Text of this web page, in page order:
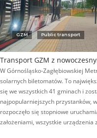
GZM Public transport
Transport GZM z
W Górnośląsko-Zagłębiowskiej
solarnych biletomatów. To
się we wszystkich 41 gminach i
najpopularniejszych przystanków,
rozpoczęło się stopniowe
założeniami, wszystkie urządzenia